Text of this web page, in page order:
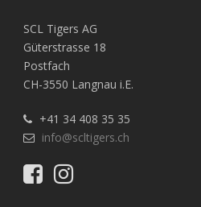
SCL Tigers AG
Güterstrasse 18
Postfach
CH-3550 Langnau i.E.
+41 34 408 35 35
info@scltigers.ch